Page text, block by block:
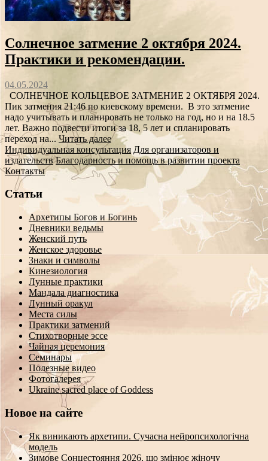
Солнечное затмение 2 октября 2024.
Практики и рекомендации.
04.05.2024
СОЛНЕЧНОЕ КОЛЬЦЕВОЕ ЗАТМЕНИЕ 2 ОКТЯБРЯ 2024.
Пик затмения 21:46 по киевскому времени. В это затмение
надо учитывать и планировать не только на год, но и на 18.5
лет. Важно подвести итоги за 18, 5 лет и спланировать
переход на... Читать далее
Индивидуальная консультация Для организаторов и
издательств Благодарность и помощь в развитии проекта
Контакты
Статьи
Архетипы Богов и Богинь
Дневники ведьмы
Женский путь
Женское здоровье
Знаки и символы
Кинезиология
Лунные практики
Мандала диагностика
Лунный оракул
Места силы
Практики затмений
Стихотворные эссе
Чайная церемония
Семинары
Полезные видео
Фотогалерея
Ukraine sacred place of Goddess
Новое на сайте
Як виникають архетипи. Сучасна нейропсихологічна
модель
Зимове Сонцестояння 2026, що змінює жіночу